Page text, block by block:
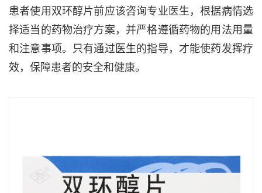
患者使用双环醇片前应该咨询专业医生，根据病情选
择适当的药物治疗方案，并严格遵循药物的用法用量
和注意事项。只有通过医生的指导，才能使药发挥疗
效，保障患者的安全和健康。